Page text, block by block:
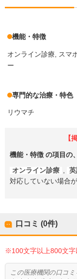
機能・特徴
オンライン診療 スマ
ー
専門的な治療・特色
リウマチ
【
機能・特徴 の項目の、
オンライン診療 ,
対応していない場合
口コミ (0件)
※100文字以上800文字